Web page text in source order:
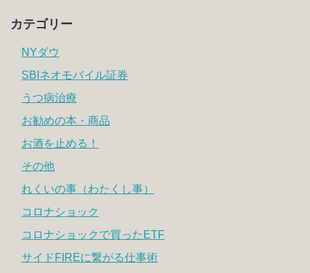
カテゴリー
NYダウ
SBIネオモバイル証券
うつ病治療
お勧めの本・商品
お酒を止める！
その他
れくいの事（わたくし事）
コロナショック
コロナショックで買ったETF
サイドFIREに繋がる仕事術